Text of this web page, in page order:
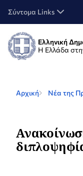
Σύντομα Links
Ελληνική
Η Ελλάδα
Αρχική Νέα της